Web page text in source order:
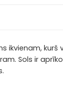
ikvienam,
Sols ir